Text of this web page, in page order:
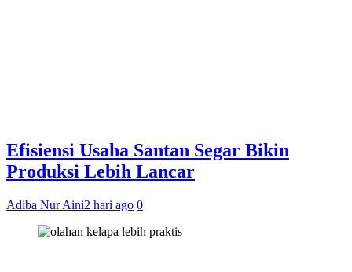
Efisiensi Usaha Santan Segar Bikin
Produksi Lebih Lancar
Adiba Nur Aini2 hari ago 0